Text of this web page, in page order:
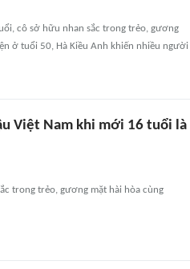
cô sở hữu nhan sắc trong trẻo, gương
ở tuổi 50, Hà Kiều Anh khiến nhiều người
Việt Nam khi mới 16 tuổi là
trong trẻo, gương mặt hài hòa cùng